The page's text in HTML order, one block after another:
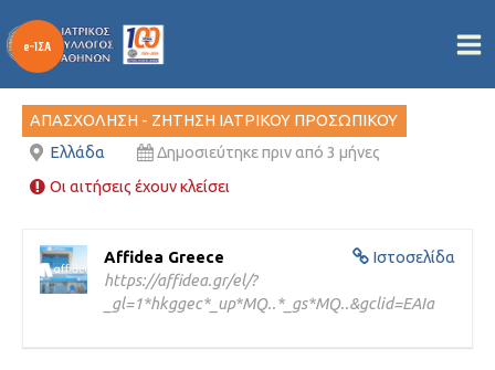
στο
περιεχόμενο
Βιοπαθολόγος
/19/05/2026
ΑΠΑΣΧΟΛΗΣΗ - ΖΗΤΗΣΗ ΙΑΤΡΙΚΟΥ ΠΡΟΣΩΠΙΚΟΥ
Ελλάδα
Δημοσιεύτηκε πριν από 3 μήνες
Οι αιτήσεις έχουν κλείσει
Ιστοσελίδα
Affidea Greece
https://affidea.gr/el/?
_gl=1*hkggec*_up*MQ..*_gs*MQ..&gclid=EAIa